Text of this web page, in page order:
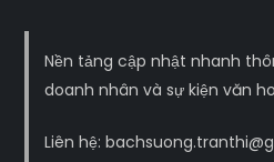
Nền tảng cập nhật nhanh
doanh nhân và sự kiện văn
Liên hệ: